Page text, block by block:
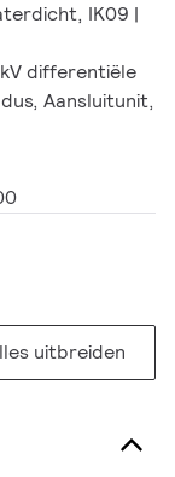
IK09 |
differentiële
Aansluitunit,
uitbreiden